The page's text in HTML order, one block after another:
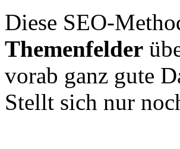
Diese SEO-
Themenfelder
vorab ganz gute
Stellt sich nur